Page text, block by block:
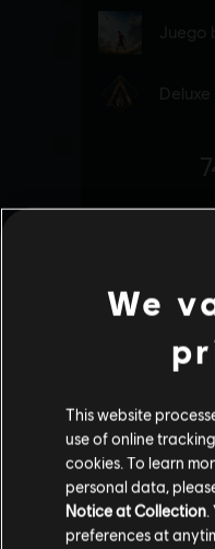
We
This website
use of online
cookies. To learn
personal data,
Notice at Collection
preferences at